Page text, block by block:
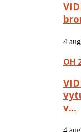
4
OH
v…
4